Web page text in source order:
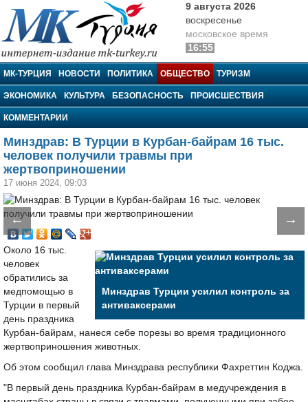
МК-Турция
9 августа 2026
воскресенье
московское время
16:55
МК-ТУРЦИЯ НОВОСТИ ПОЛИТИКА ОБЩЕСТВО ТУРИЗМ
ЭКОНОМИКА КУЛЬТУРА БЕЗОПАСНОСТЬ ПРОИСШЕСТВИЯ
КОММЕНТАРИИ
Минздрав: В Турции в Курбан-байрам 16 тыс.
человек получили травмы при
жертвоприношении
17 июня 2024, 09:03
← →
Минздрав Турции усилил контроль за
антиваксерами
Около 16 тыс.
человек
обратились за
медпомощью в
Турции в первый
день праздника
Курбан-байрам, нанеся себе порезы во время традиционного
жертвоприношения животных.
Об этом сообщил глава Минздрава республики Фахреттин Коджа.
"В первый день праздника Курбан-байрам в медучреждения в